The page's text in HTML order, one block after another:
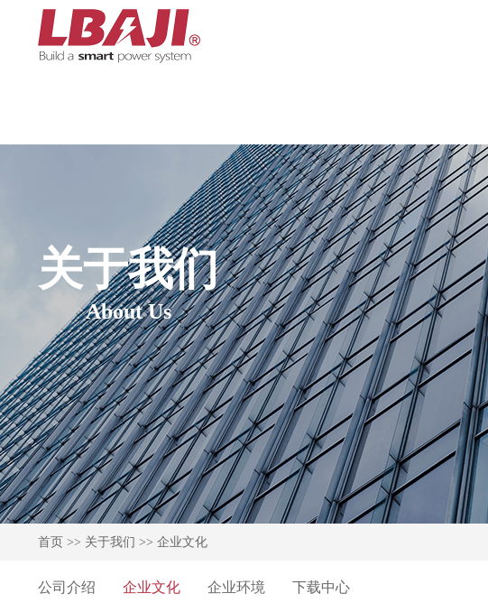
关于我们
About Us
首页 >> 关于我们 >> 企业文化
公司介绍 企业文化 企业环境 下载中心